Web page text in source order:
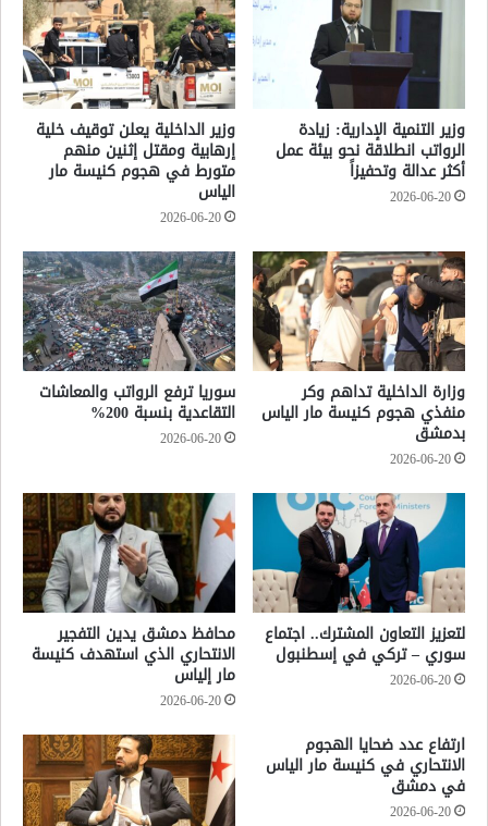
وزير التنمية الإدارية: زيادة
الرواتب انطلاقة نحو بيئة عمل
أكثر عدالة وتحفيزاً
2026-06-20
وزير الداخلية يعلن توقيف خلية
إرهابية ومقتل إثنين منهم
متورط في هجوم كنيسة مار
الياس
2026-06-20
وزارة الداخلية تداهم وكر
منفذي هجوم كنيسة مار الياس
بدمشق
2026-06-20
سوريا ترفع الرواتب والمعاشات
التقاعدية بنسبة 200%
2026-06-20
لتعزيز التعاون المشترك.. اجتماع
سوري – تركي في إسطنبول
2026-06-20
محافظ دمشق يدين التفجير
الانتحاري الذي استهدف كنيسة
مار إلياس
2026-06-20
ارتفاع عدد ضحايا الهجوم
الانتحاري في كنيسة مار الياس
في دمشق
2026-06-20